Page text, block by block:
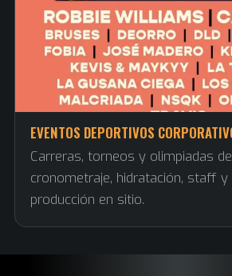
EVENTOS DEPORTIVOS
Carreras, torneos y olimpiadas
cronometraje, hidratación, staff y
producción en sitio.